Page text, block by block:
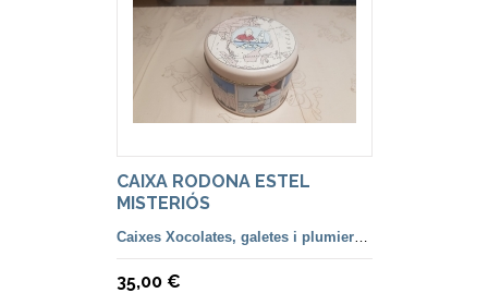
CAIXA RODONA ESTEL
MISTERIÓS
Caixes Xocolates, galetes i plumiers llàpiços.
35,00 €